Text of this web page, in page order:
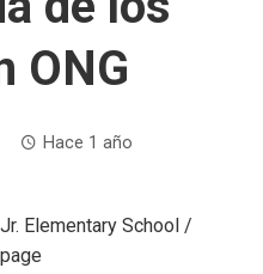
ONG
Hace 1 año